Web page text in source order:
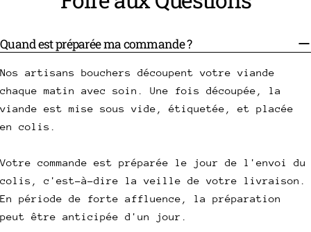
Quand est préparée ma commande ?
Nos artisans bouchers découpent votre viande
chaque matin avec soin. Une fois découpée, la
viande est mise sous vide, étiquetée, et placée
en colis.
Votre commande est préparée le jour de l'envoi du
colis, c'est-à-dire la veille de votre livraison.
En période de forte affluence, la préparation
peut être anticipée d'un jour.